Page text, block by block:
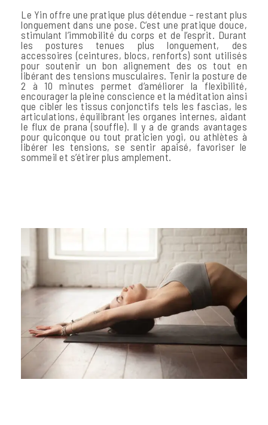
Le Yin offre une pratique plus détendue – restant plus
longuement dans une pose. C’est une pratique douce,
stimulant l’immobilité du corps et de l’esprit. Durant
les postures tenues plus longuement, des
accessoires (ceintures, blocs, renforts) sont utilisés
pour soutenir un bon alignement des os tout en
libérant des tensions musculaires. Tenir la posture de
2 à 10 minutes permet d’améliorer la flexibilité,
encourager la pleine conscience et la méditation ainsi
que cibler les tissus conjonctifs tels les fascias, les
articulations, équilibrant les organes internes, aidant
le flux de prana (souffle). Il y a de grands avantages
pour quiconque ou tout praticien yogi, ou athlètes à
libérer les tensions, se sentir apaisé, favoriser le
sommeil et s’étirer plus amplement.